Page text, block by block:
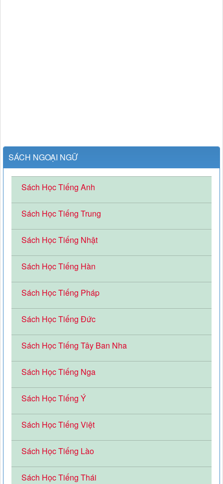
SÁCH NGOẠI NGỮ
Sách Học Tiếng Anh
Sách Học Tiếng Trung
Sách Học Tiếng Nhật
Sách Học Tiếng Hàn
Sách Học Tiếng Pháp
Sách Học Tiếng Đức
Sách Học Tiếng Tây Ban Nha
Sách Học Tiếng Nga
Sách Học Tiếng Ý
Sách Học Tiếng Việt
Sách Học Tiếng Lào
Sách Học Tiếng Thái